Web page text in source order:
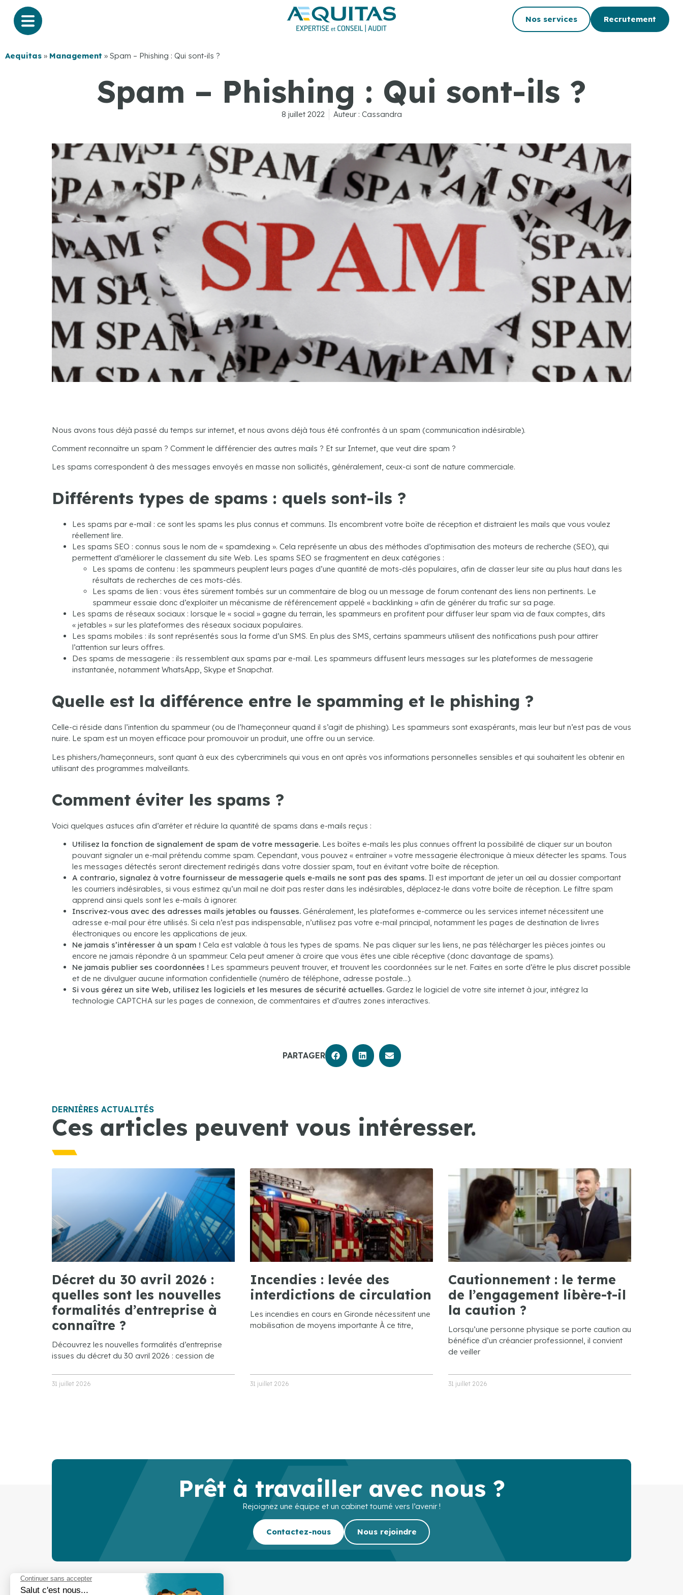
Nos services Recrutement
Aequitas » Management » Spam – Phishing : Qui sont-ils ?
Spam – Phishing : Qui sont-ils ?
8 juillet 2022 Auteur : Cassandra
Nous avons tous déjà passé du temps sur internet, et nous avons déjà tous été confrontés à un spam (communication indésirable).
Comment reconnaître un spam ? Comment le différencier des autres mails ? Et sur Internet, que veut dire spam ?
Les spams correspondent à des messages envoyés en masse non sollicités, généralement, ceux-ci sont de nature commerciale.
Différents types de spams : quels sont-ils ?
Les spams par e-mail : ce sont les spams les plus connus et communs. Ils encombrent votre boîte de réception et distraient les mails que vous voulez
réellement lire.
Les spams SEO : connus sous le nom de « spamdexing ». Cela représente un abus des méthodes d’optimisation des moteurs de recherche (SEO), qui
permettent d’améliorer le classement du site Web. Les spams SEO se fragmentent en deux catégories :
Les spams de contenu : les spammeurs peuplent leurs pages d’une quantité de mots-clés populaires, afin de classer leur site au plus haut dans les
résultats de recherches de ces mots-clés.
Les spams de lien : vous êtes sûrement tombés sur un commentaire de blog ou un message de forum contenant des liens non pertinents. Le
spammeur essaie donc d’exploiter un mécanisme de référencement appelé « backlinking » afin de générer du trafic sur sa page.
Les spams de réseaux sociaux : lorsque le « social » gagne du terrain, les spammeurs en profitent pour diffuser leur spam via de faux comptes, dits
« jetables » sur les plateformes des réseaux sociaux populaires.
Les spams mobiles : ils sont représentés sous la forme d’un SMS. En plus des SMS, certains spammeurs utilisent des notifications push pour attirer
l’attention sur leurs offres.
Des spams de messagerie : ils ressemblent aux spams par e-mail. Les spammeurs diffusent leurs messages sur les plateformes de messagerie
instantanée, notamment WhatsApp, Skype et Snapchat.
Quelle est la différence entre le spamming et le phishing ?
Celle-ci réside dans l’intention du spammeur (ou de l’hameçonneur quand il s’agit de phishing). Les spammeurs sont exaspérants, mais leur but n’est pas de vous
nuire. Le spam est un moyen efficace pour promouvoir un produit, une offre ou un service.
Les phishers/hameçonneurs, sont quant à eux des cybercriminels qui vous en ont après vos informations personnelles sensibles et qui souhaitent les obtenir en
utilisant des programmes malveillants.
Comment éviter les spams ?
Voici quelques astuces afin d’arrêter et réduire la quantité de spams dans e-mails reçus :
Utilisez la fonction de signalement de spam de votre messagerie. Les boîtes e-mails les plus connues offrent la possibilité de cliquer sur un bouton
pouvant signaler un e-mail prétendu comme spam. Cependant, vous pouvez « entraîner » votre messagerie électronique à mieux détecter les spams. Tous
les messages détectés seront directement redirigés dans votre dossier spam, tout en évitant votre boîte de réception.
A contrario, signalez à votre fournisseur de messagerie quels e-mails ne sont pas des spams. Il est important de jeter un œil au dossier comportant
les courriers indésirables, si vous estimez qu’un mail ne doit pas rester dans les indésirables, déplacez-le dans votre boîte de réception. Le filtre spam
apprend ainsi quels sont les e-mails à ignorer.
Inscrivez-vous avec des adresses mails jetables ou fausses. Généralement, les plateformes e-commerce ou les services internet nécessitent une
adresse e-mail pour être utilisés. Si cela n’est pas indispensable, n’utilisez pas votre e-mail principal, notamment les pages de destination de livres
électroniques ou encore les applications de jeux.
Ne jamais s’intéresser à un spam ! Cela est valable à tous les types de spams. Ne pas cliquer sur les liens, ne pas télécharger les pièces jointes ou
encore ne jamais répondre à un spammeur. Cela peut amener à croire que vous êtes une cible réceptive (donc davantage de spams).
Ne jamais publier ses coordonnées ! Les spammeurs peuvent trouver, et trouvent les coordonnées sur le net. Faites en sorte d’être le plus discret possible
et de ne divulguer aucune information confidentielle (numéro de téléphone, adresse postale…).
Si vous gérez un site Web, utilisez les logiciels et les mesures de sécurité actuelles. Gardez le logiciel de votre site internet à jour, intégrez la
technologie CAPTCHA sur les pages de connexion, de commentaires et d’autres zones interactives.
PARTAGER
DERNIÈRES ACTUALITÉS
Ces articles peuvent vous intéresser.
Décret du 30 avril 2026 :
quelles sont les nouvelles
formalités d’entreprise à
connaître ?
Découvrez les nouvelles formalités d’entreprise
issues du décret du 30 avril 2026 : cession de
31 juillet 2026
Incendies : levée des
interdictions de circulation
Les incendies en cours en Gironde nécessitent une
mobilisation de moyens importante À ce titre,
31 juillet 2026
Cautionnement : le terme
de l’engagement libère-t-il
la caution ?
Lorsqu’une personne physique se porte caution au
bénéfice d’un créancier professionnel, il convient
de veiller
31 juillet 2026
Prêt à travailler avec nous ?
Rejoignez une équipe et un cabinet tourné vers l’avenir !
Contactez-nous Nous rejoindre